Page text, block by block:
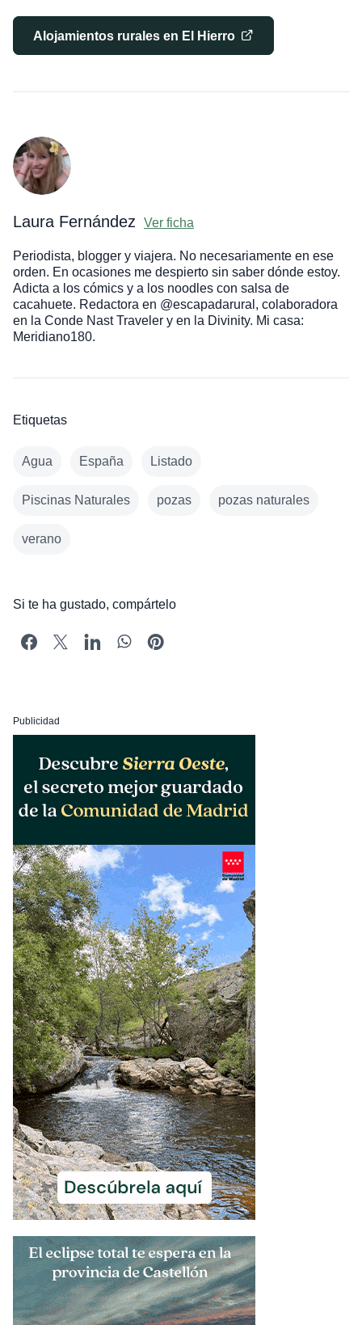
Alojamientos rurales en El Hierro
Laura Fernández Ver ficha
Periodista, blogger y viajera. No necesariamente en ese
orden. En ocasiones me despierto sin saber dónde estoy.
Adicta a los cómics y a los noodles con salsa de
cacahuete. Redactora en @escapadarural, colaboradora
en la Conde Nast Traveler y en la Divinity. Mi casa:
Meridiano180.
Etiquetas
Agua España Listado
Piscinas Naturales pozas pozas naturales
verano
Si te ha gustado, compártelo
Publicidad